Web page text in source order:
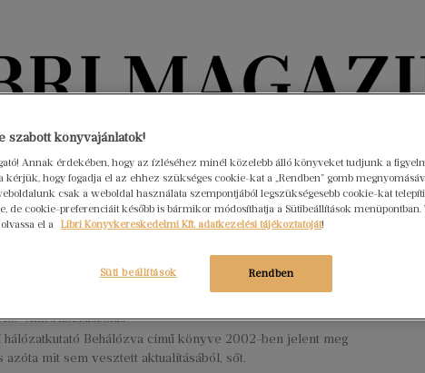
Könyvektől az olvasókig
Interjúk Beleolvasó A hónap könyvei HÍREK
László sikerkönyve olyan, mint egy
19. Nincs hozzászólás
hálózatkutató Behálózva című könyve 2002-ben jelent meg
azóta mit sem vesztett aktualításából, sőt.
szabott könyvajánlatok!
Annak érdekében, hogy az ízléséhez minél közelebb álló könyveket tudjunk a
kérjük, hogy fogadja el az ehhez szükséges cookie-kat a „Rendben” gomb
csak a weboldal használata szempontjából legszükségesebb cookie-kat
de cookie-preferenciáit később is bármikor módosíthatja a Sütibeállítások menüpontban.
el a Libri Könyvkereskedelmi Kft. adatkezelési tájékoztatóját!
Rendben
Süti beállítások